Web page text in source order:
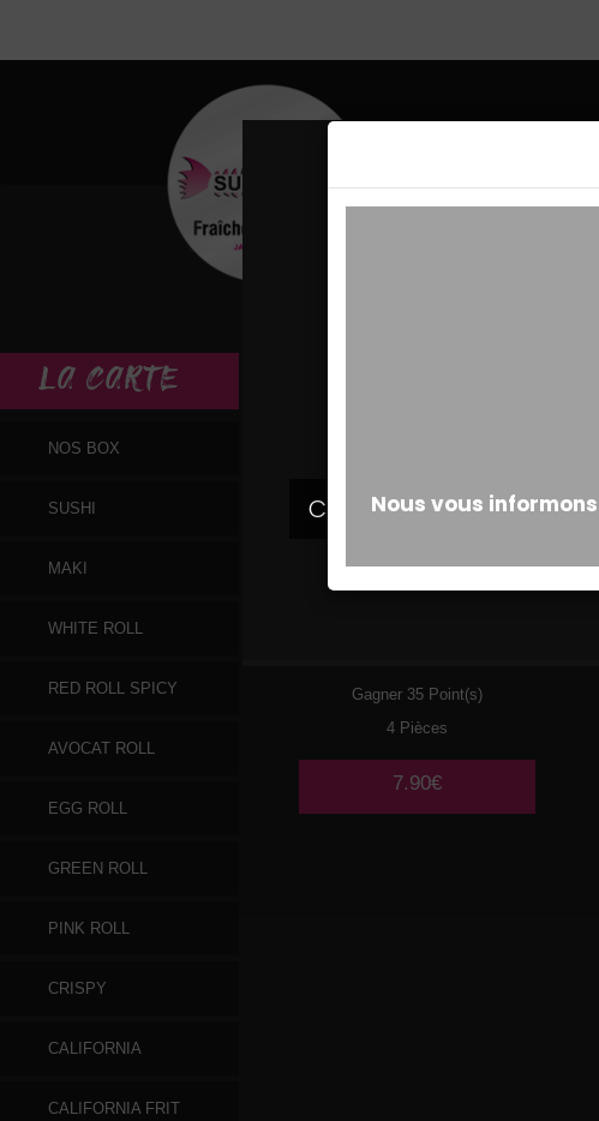
LA CARTE
NOS BOX
SUSHI
MAKI
WHITE ROLL
RED ROLL SPICY
AVOCAT ROLL
EGG ROLL
GREEN ROLL
PINK ROLL
CRISPY
CALIFORNIA
CALIFORNIA FRIT
Gagner 35 Point(s)
4 Pièces
7.90€